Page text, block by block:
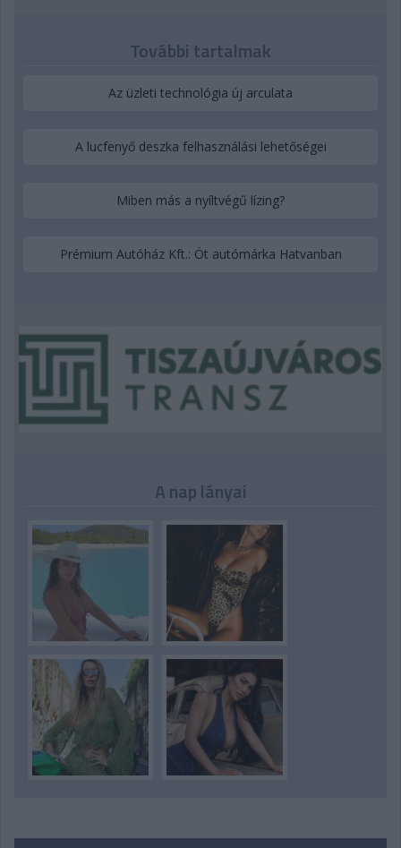
További tartalmak
Az üzleti technológia új arculata
A lucfenyő deszka felhasználási lehetőségei
Miben más a nyíltvégű lízing?
Prémium Autóház Kft.: Öt autómárka Hatvanban
A nap lányai